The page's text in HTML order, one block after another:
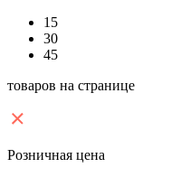
15
30
45
товаров на странице
Розничная цена